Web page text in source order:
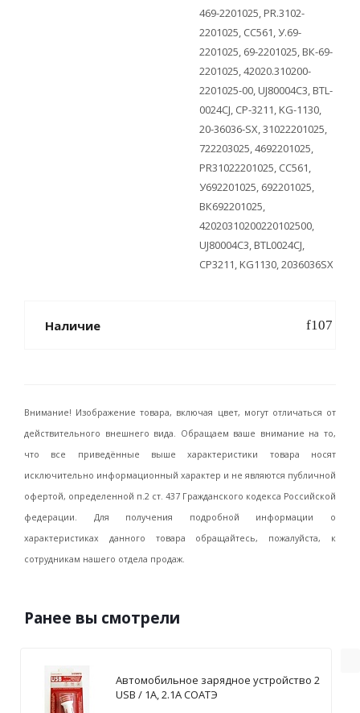
469-2201025, PR.3102-
2201025, CC561, У.69-
2201025, 69-2201025, ВК-69-
2201025, 42020.310200-
2201025-00, UJ80004С3, BTL-
0024CJ, CP-3211, KG-1130,
20-36036-SX, 31022201025,
722203025, 4692201025,
PR31022201025, CC561,
У692201025, 692201025,
ВК692201025,
42020310200220102500,
UJ80004С3, BTL0024CJ,
CP3211, KG1130, 2036036SX
Наличие
Внимание! Изображение товара, включая цвет, могут отличаться от
действительного внешнего вида. Обращаем ваше внимание на то,
что все приведённые выше характеристики товара носят
исключительно информационный характер и не являются публичной
офертой, определенной п.2 ст. 437 Гражданского кодекса Российской
федерации. Для получения подробной информации о
характеристиках данного товара обращайтесь, пожалуйста, к
сотрудникам нашего отдела продаж.
Ранее вы смотрели
Автомобильное зарядное устройство 2
USB / 1А, 2.1А СОАТЭ